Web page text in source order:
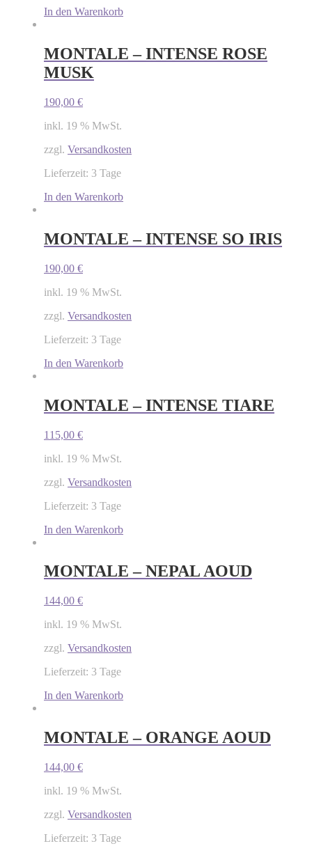
In den Warenkorb
MONTALE – INTENSE ROSE
MUSK
190,00 €
inkl. 19 % MwSt.
zzgl. Versandkosten
Lieferzeit: 3 Tage
In den Warenkorb
MONTALE – INTENSE SO IRIS
190,00 €
inkl. 19 % MwSt.
zzgl. Versandkosten
Lieferzeit: 3 Tage
In den Warenkorb
MONTALE – INTENSE TIARE
115,00 €
inkl. 19 % MwSt.
zzgl. Versandkosten
Lieferzeit: 3 Tage
In den Warenkorb
MONTALE – NEPAL AOUD
144,00 €
inkl. 19 % MwSt.
zzgl. Versandkosten
Lieferzeit: 3 Tage
In den Warenkorb
MONTALE – ORANGE AOUD
144,00 €
inkl. 19 % MwSt.
zzgl. Versandkosten
Lieferzeit: 3 Tage